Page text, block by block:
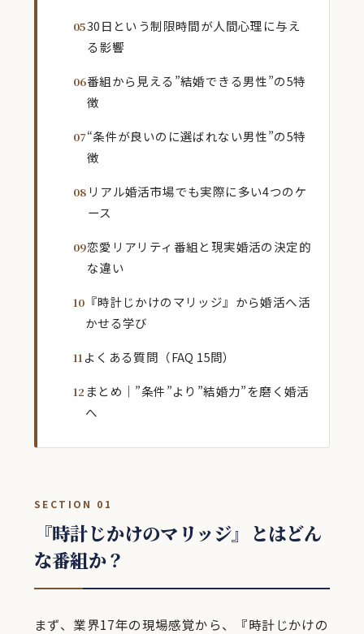
30日という制限時間が人間心理に与え
る影響
番組から見える”結婚できる男性”の5特
徴
“条件が良いのに選ばれない男性”の5特
徴
リアル婚活市場でも実際に多い4つのケ
ース
恋愛リアリティ番組と現実婚活の決定的
な違い
『時計じかけのマリッジ』から婚活へ活
かせる学び
よくある質問（FAQ 15問）
まとめ｜”条件”より”結婚力”を磨く婚活
へ
SECTION 01
『時計じかけのマリッジ』とはどん
な番組か？
まず、業界17年の現場感覚から、『時計じかけの